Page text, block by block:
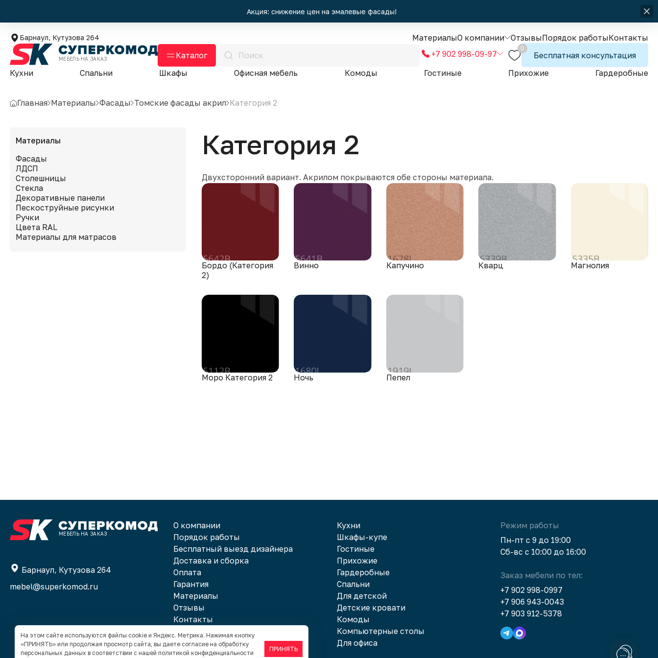
Акция: снижение цен на эмалевые фасады!
Барнаул, Кутузова 264 МатериалыО компании ОтзывыПорядок работыКонтакты
МЕБЕЛЬ НА ЗАКАЗ Каталог +7 902 998-09-97
0
Бесплатная консультация
Кухни
Спальни Шкафы Офисная мебель Комоды Гостиные Прихожие Гардеробные
Главная Материалы Фасады Томские фасады акрил Категория 2
Материалы
Фасады
ЛДСП
Столешницы
Стекла
Декоративные панели
Пескоструйные рисунки
Ручки
Цвета RAL
Материалы для матрасов
Категория 2
Двухсторонний вариант. Акрилом покрываются обе стороны материала.
Бордо (Категория
2)
Винно Капучино Кварц Магнолия
Моро Категория 2 Ночь Пепел
МЕБЕЛЬ НА ЗАКАЗ
Барнаул, Кутузова 264
mebel@superkomod.ru
О компании
Порядок работы
Бесплатный выезд дизайнера
Доставка и сборка
Оплата
Гарантия
Материалы
Отзывы
Контакты
Кухни
Шкафы-купе
Гостиные
Прихожие
Гардеробные
Спальни
Для детской
Детские кровати
Комоды
Компьютерные столы
Для офиса
Режим работы
Пн-пт с 9 до 19:00
Сб-вс с 10:00 до 16:00
Заказ мебели по тел:
+7 902 998-0997
+7 906 943-0043
+7 903 912-5378
На этом сайте используются файлы cookie и Яндекс. Метрика. Нажимая кнопку
«ПРИНЯТЬ» или продолжая просмотр сайта, вы даете согласие на обработку
персональных данных в соответствии с нашей политикой конфиденциальности
ПРИНЯТЬ